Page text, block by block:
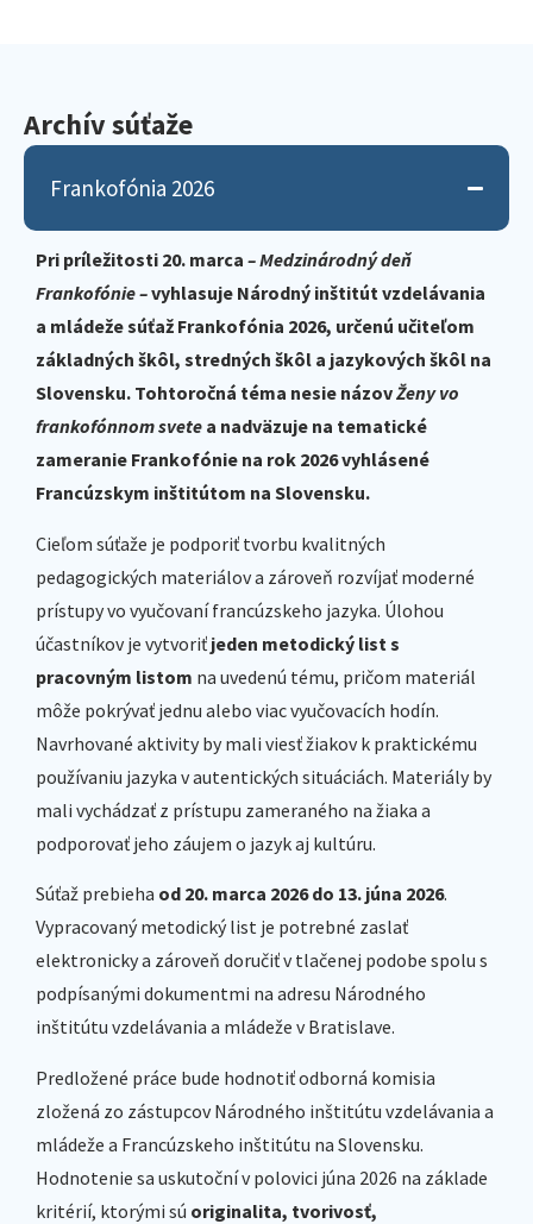
Archív súťaže
Frankofónia 2026
Pri príležitosti 20. marca – Medzinárodný deň
Frankofónie –vyhlasuje Národný inštitút vzdelávania
a mládeže súťaž Frankofónia 2026, určenú učiteľom
základných škôl, stredných škôl a jazykových škôl na
Slovensku. Tohtoročná téma nesie názovŽeny vo
frankofónnom svete a nadväzuje na tematické
zameranie Frankofónie na rok 2026 vyhlásené
Francúzskym inštitútom na Slovensku.
Cieľom súťaže je podporiť tvorbu kvalitných
pedagogických materiálov a zároveň rozvíjať moderné
prístupy vo vyučovaní francúzskeho jazyka. Úlohou
účastníkov je vytvoriť jeden metodický list s
pracovným listom na uvedenú tému, pričom materiál
môže pokrývať jednu alebo viac vyučovacích hodín.
Navrhované aktivity by mali viesť žiakov k praktickému
používaniu jazyka v autentických situáciách. Materiály by
mali vychádzať z prístupu zameraného na žiaka a
podporovať jeho záujem o jazyk aj kultúru.
Súťaž prebieha od 20. marca 2026 do 13. júna 2026.
Vypracovaný metodický list je potrebné zaslať
elektronicky a zároveň doručiť v tlačenej podobe spolu s
podpísanými dokumentmi na adresu Národného
inštitútu vzdelávania a mládeže v Bratislave.
Predložené práce bude hodnotiť odborná komisia
zložená zo zástupcov Národného inštitútu vzdelávania a
mládeže a Francúzskeho inštitútu na Slovensku.
Hodnotenie sa uskutoční v polovici júna 2026 na základe
kritérií, ktorými sú originalita, tvorivosť,